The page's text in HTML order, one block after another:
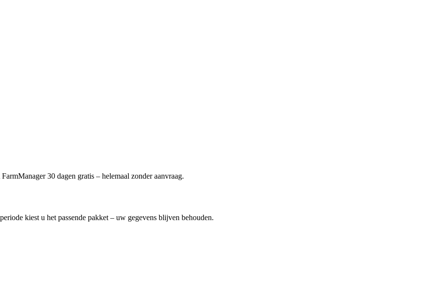
30 dagen gratis – helemaal zonder aanvraag.
kiest u het passende pakket – uw gegevens blijven behouden.